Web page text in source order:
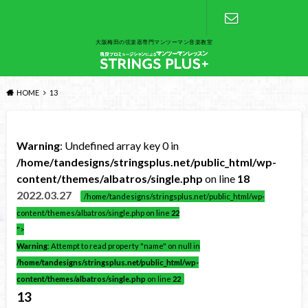
大阪梅田の弦楽器専門マンツーマン音楽教室
お問い合わ
HOME 13
Warning: Undefined array key 0 in
/home/tandesigns/stringsplus.net/public_html/wp-
content/themes/albatros/single.php on line 18
2022.03.27
/home/tandesigns/stringsplus.net/public_html/wp-
content/themes/albatros/single.php on line 22
">
Warning: Attempt to read property "name" on null in
/home/tandesigns/stringsplus.net/public_html/wp-
content/themes/albatros/single.php on line 22
13